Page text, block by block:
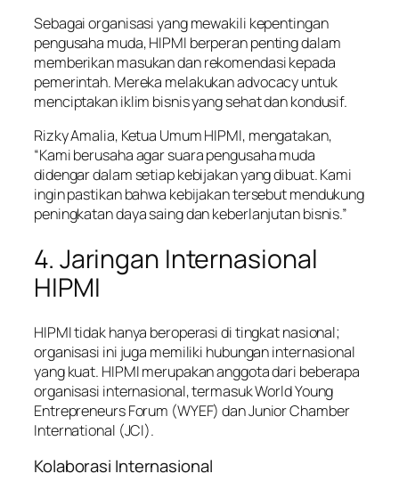
Sebagai organisasi yang mewakili kepentingan
pengusaha muda, HIPMI berperan penting dalam
memberikan masukan dan rekomendasi kepada
pemerintah. Mereka melakukan advocacy untuk
menciptakan iklim bisnis yang sehat dan kondusif.
Rizky Amalia, Ketua Umum HIPMI, mengatakan,
“Kami berusaha agar suara pengusaha muda
didengar dalam setiap kebijakan yang dibuat. Kami
ingin pastikan bahwa kebijakan tersebut mendukung
peningkatan daya saing dan keberlanjutan bisnis.”
4. Jaringan Internasional
HIPMI
HIPMI tidak hanya beroperasi di tingkat nasional;
organisasi ini juga memiliki hubungan internasional
yang kuat. HIPMI merupakan anggota dari beberapa
organisasi internasional, termasuk World Young
Entrepreneurs Forum (WYEF) dan Junior Chamber
International (JCI).
Kolaborasi Internasional